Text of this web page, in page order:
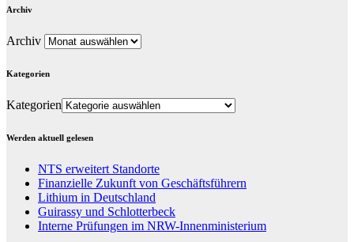
Archiv
Archiv
Kategorien
Kategorien
Werden aktuell gelesen
NTS erweitert Standorte
Finanzielle Zukunft von Geschäftsführern
Lithium in Deutschland
Guirassy und Schlotterbeck
Interne Prüfungen im NRW-Innenministerium